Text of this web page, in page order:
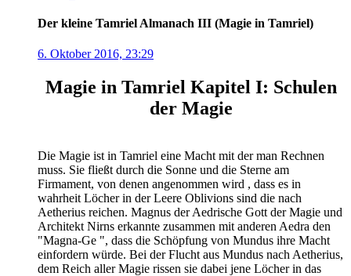
Der kleine Tamriel Almanach III (Magie in Tamriel)
6. Oktober 2016, 23:29
Magie in Tamriel Kapitel I: Schulen
der Magie
Die Magie ist in Tamriel eine Macht mit der man Rechnen
muss. Sie fließt durch die Sonne und die Sterne am
Firmament, von denen angenommen wird , dass es in
wahrheit Löcher in der Leere Oblivions sind die nach
Aetherius reichen. Magnus der Aedrische Gott der Magie und
Architekt Nirns erkannte zusammen mit anderen Aedra den
"Magna-Ge ", dass die Schöpfung von Mundus ihre Macht
einfordern würde. Bei der Flucht aus Mundus nach Aetherius,
dem Reich aller Magie rissen sie dabei jene Löcher in das